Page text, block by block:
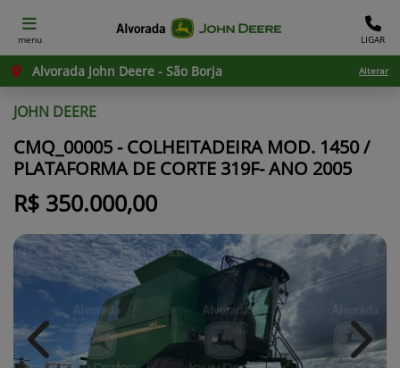
menu LIGAR
Alvorada John Deere - São Borja Alterar
JOHN DEERE
CMQ_00005 - COLHEITADEIRA MOD. 1450 /
PLATAFORMA DE CORTE 319F- ANO 2005
R$ 350.000,00
Previous Next